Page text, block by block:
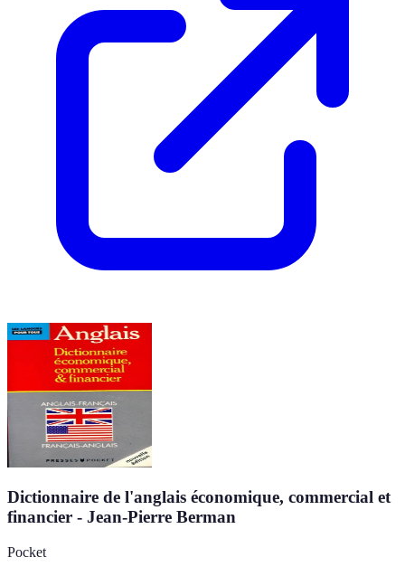
Dictionnaire de l'anglais économique, commercial et
financier - Jean-Pierre Berman
Pocket